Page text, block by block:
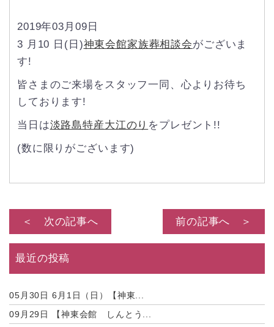
2019年03月09日
3 月10 日(日)神東会館家族葬相談会がございま
す!
皆さまのご来場をスタッフ一同、心よりお待ち
しております!
当日は淡路島特産大江のり をプレゼント!!
(数に限りがございます)
＜ 次の記事へ 前の記事へ ＞
最近の投稿
05月30日 6月1日（日）【神東...
09月29日
【神東会館 しんとう...